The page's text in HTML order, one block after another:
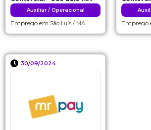
Auxiliar / Operacional
Emprego em São Luís / MA Emprego
30/09/2024